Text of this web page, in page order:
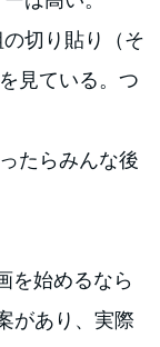
切り貼り（そ
見ている。つ
たらみんな後
を始めるなら
があり、実際